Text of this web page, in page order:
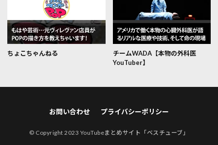
ちょこちゃんねる
チームWADA【本物の外科医
YouTuber】
お問い合わせ プライバシーポリシー
© Copyright 2023 YouTubeまとめサイト「ベスチューブ」